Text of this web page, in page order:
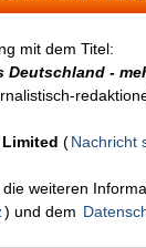
mit dem Titel:
Deutschland -
Limited (Nachricht
weiteren
) und dem